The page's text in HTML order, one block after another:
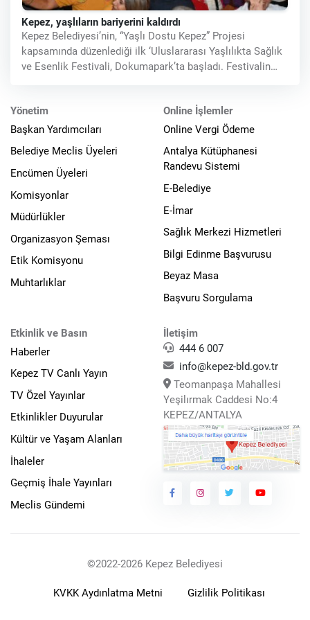
Kepez, yaşlıların bariyerini kaldırdı
Kepez Belediyesi’nin, “Yaşlı Dostu Kepez” Projesi
kapsamında düzenlediği ilk ‘Uluslararası Yaşlılıkta Sağlık
ve Esenlik Festivali, Dokumapark’ta başladı. Festivalin
Yönetim
Başkan Yardımcıları
Belediye Meclis Üyeleri
Encümen Üyeleri
Komisyonlar
Müdürlükler
Organizasyon Şeması
Etik Komisyonu
Muhtarlıklar
Online İşlemler
Online Vergi Ödeme
Antalya Kütüphanesi
Randevu Sistemi
E-Belediye
E-İmar
Sağlık Merkezi Hizmetleri
Bilgi Edinme Başvurusu
Beyaz Masa
Başvuru Sorgulama
Etkinlik ve Basın
Haberler
Kepez TV Canlı Yayın
TV Özel Yayınlar
Etkinlikler Duyurular
Kültür ve Yaşam Alanları
İhaleler
Geçmiş İhale Yayınları
Meclis Gündemi
İletişim
444 6 007
info@kepez-bld.gov.tr
Teomanpaşa Mahallesi
Yeşilırmak Caddesi No:4
KEPEZ/ANTALYA
©2022-2026 Kepez Belediyesi
KVKK Aydınlatma Metni Gizlilik Politikası